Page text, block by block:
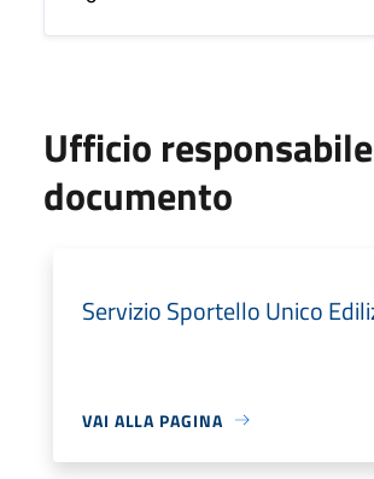
Ufficio
documento
Servizio Sportello Unico
VAI ALLA PAGINA